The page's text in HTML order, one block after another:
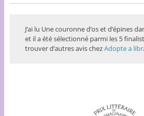
J’ai lu Une couronne d’os et d’épines
et il a été sélectionné parmi les 5
trouver d’autres avis chezAdopte a